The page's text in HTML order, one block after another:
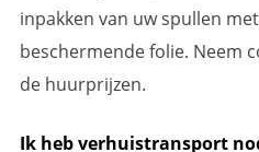
inpakken van uw spullen
beschermende folie. Neem
de huurprijzen.
Ik heb verhuistransport